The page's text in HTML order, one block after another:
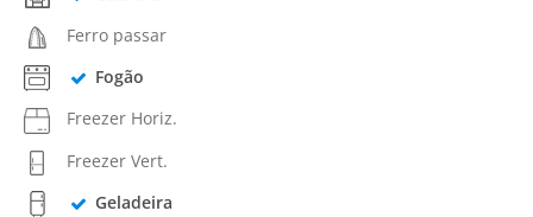
Ferro passar
Fogão
Freezer Horiz.
Freezer Vert.
Geladeira